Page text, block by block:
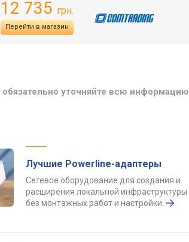
12 735 грн.
Перейти в магазин
обязательно уточняйте всю информацию
Лучшие Powerline-адаптеры
Сетевое оборудование для создания и
расширения локальной инфраструктуры
без монтажных работ и настройки.